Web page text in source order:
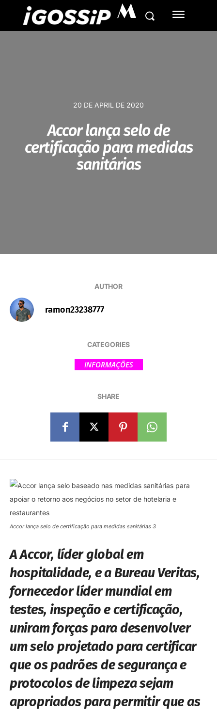
M
20 DE APRIL DE 2020
Accor lança selo de
certificação para medidas
sanitárias
AUTHOR
ramon23238777
CATEGORIES
INFORMAÇÕES
SHARE
Accor lança selo de certificação para medidas sanitárias 3
A Accor, líder global em
hospitalidade, e a Bureau Veritas,
fornecedor líder mundial em
testes, inspeção e certificação,
uniram forças para desenvolver
um selo projetado para certificar
que os padrões de segurança e
protocolos de limpeza sejam
apropriados para permitir que as